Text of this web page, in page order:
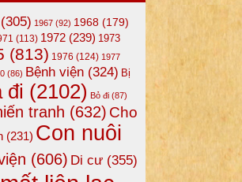
(305) 1967 (92) 1968 (179)
(113) 1972 (239) 1973
(813) 1976 (124) 1977
(86) Bệnh viện (324) Bị
đi (2102) Bỏ đi (87)
tranh (632) Cho
(231) Con nuôi
(606) Di cư (355)